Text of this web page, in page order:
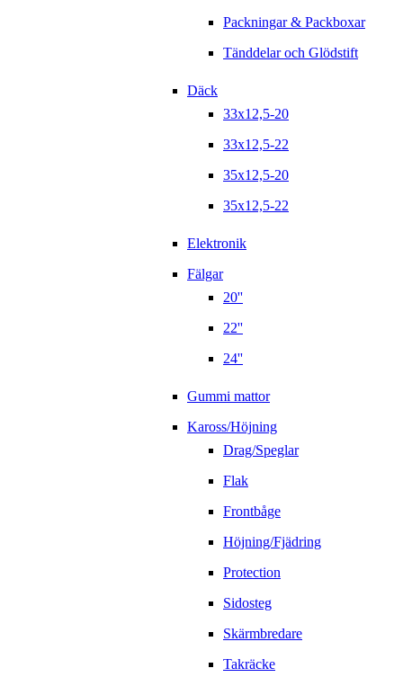
Packningar & Packboxar
Tänddelar och Glödstift
Däck
33x12,5-20
33x12,5-22
35x12,5-20
35x12,5-22
Elektronik
Fälgar
20''
22''
24''
Gummi mattor
Kaross/Höjning
Drag/Speglar
Flak
Frontbåge
Höjning/Fjädring
Protection
Sidosteg
Skärmbredare
Takräcke